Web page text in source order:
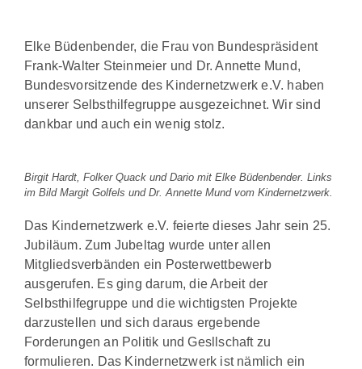
Elke Büdenbender, die Frau von Bundespräsident
Frank-Walter Steinmeier und Dr. Annette Mund,
Bundesvorsitzende des Kindernetzwerk e.V. haben
unserer Selbsthilfegruppe ausgezeichnet. Wir sind
dankbar und auch ein wenig stolz.
Birgit Hardt, Folker Quack und Dario mit Elke Büdenbender. Links
im Bild Margit Golfels und Dr. Annette Mund vom Kindernetzwerk.
Das Kindernetzwerk e.V. feierte dieses Jahr sein 25.
Jubiläum. Zum Jubeltag wurde unter allen
Mitgliedsverbänden ein Posterwettbewerb
ausgerufen. Es ging darum, die Arbeit der
Selbsthilfegruppe und die wichtigsten Projekte
darzustellen und sich daraus ergebende
Forderungen an Politik und Gesllschaft zu
formulieren. Das Kindernetzwerk ist nämlich ein